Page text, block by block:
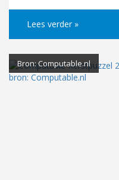
Lees verder »
Bron: Computable.nl